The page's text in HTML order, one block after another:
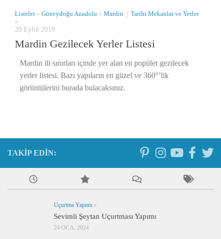
Listeler» Güneydoğu Anadolu » Mardin | Tarihi Mekanlar ve Yerler
»
20 Eylül 2019
Mardin Gezilecek Yerler Listesi
Mardin ili sınırları içinde yer alan en popüler gezilecek
yerler listesi. Bazı yapıların en güzel ve 360°’lik
görüntülerini burada bulacaksınız.
TAKIP EDIN:
Uçurtma Yapımı »
Sevimli Şeytan Uçurtması Yapımı
24 OCA, 2024